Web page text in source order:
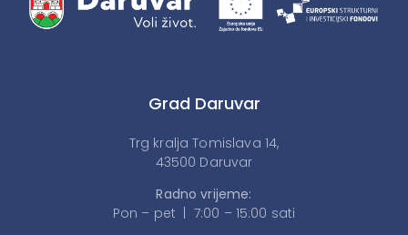
Grad Daruvar
Trg kralja Tomislava 14,
43500 Daruvar
Radno vrijeme:
Pon – pet | 7:00 – 15:00 sati